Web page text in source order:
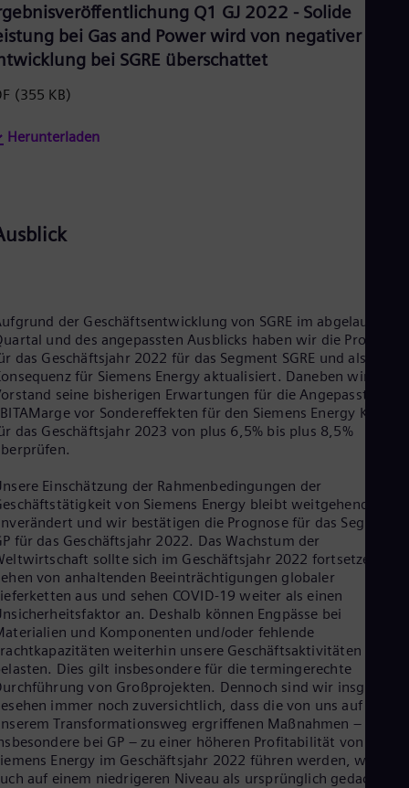
Q1 GJ 2022 - Solide
bei Gas and Power wird von negativer
bei SGRE überschattet
(355 KB)
Herunterladen
der Geschäftsentwicklung von SGRE im abgelaufenen
und des angepassten Ausblicks haben wir die Prognose
das Geschäftsjahr 2022 für das Segment SGRE und als
für Siemens Energy aktualisiert. Daneben wird der
seine bisherigen Erwartungen für die Angepasste
vor Sondereffekten für den Siemens Energy
das Geschäftsjahr 2023 von plus 6,5% bis plus 8,5%
Einschätzung der Rahmenbedingungen der
von Siemens Energy bleibt weitgehend
und wir bestätigen die Prognose für das Segment
für das Geschäftsjahr 2022. Das Wachstum der
sollte sich im Geschäftsjahr 2022 fortsetzen. Wir
von anhaltenden Beeinträchtigungen globaler
aus und sehen COVID-19 weiter als einen
an. Deshalb können Engpässe bei
und Komponenten und/oder fehlende
weiterhin unsere Geschäftsaktivitäten
Dies gilt insbesondere für die termingerechte
von Großprojekten. Dennoch sind wir insgesamt
immer noch zuversichtlich, dass die von uns auf
Transformationsweg ergriffenen Maßnahmen –
bei GP – zu einer höheren Profitabilität von
Energy im Geschäftsjahr 2022 führen werden, wenn
auf einem niedrigeren Niveau als ursprünglich gedacht.